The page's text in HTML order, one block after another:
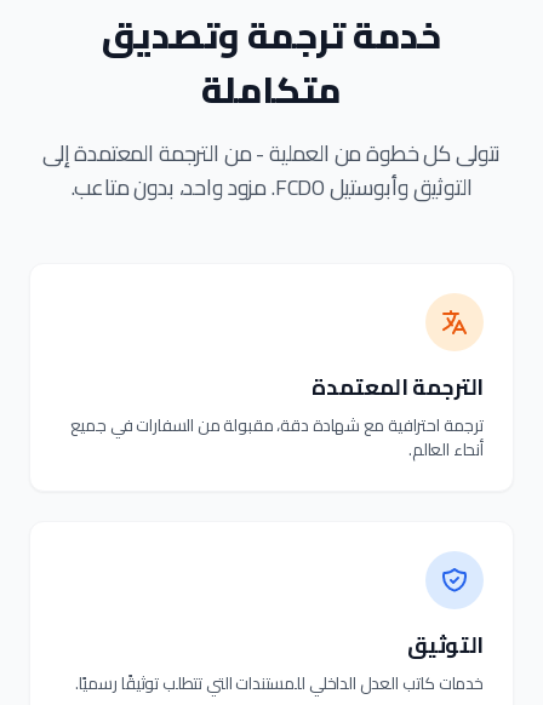
خدمة ترجمة وتصديق
متكاملة
نتولى كل خطوة من العملية - من الترجمة المعتمدة إلى
التوثيق وأبوستيل FCDO. مزود واحد، بدون متاعب.
الترجمة المعتمدة
ترجمة احترافية مع شهادة دقة، مقبولة من السفارات في جميع
أنحاء العالم.
التوثيق
خدمات كاتب العدل الداخلي للمستندات التي تتطلب توثيقًا رسميًا.